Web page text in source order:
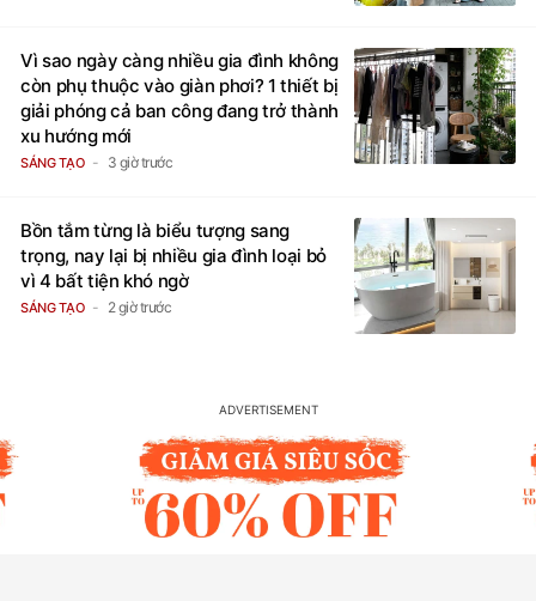
Vì sao ngày càng nhiều gia đình không
còn phụ thuộc vào giàn phơi? 1 thiết bị
giải phóng cả ban công đang trở thành
xu hướng mới
SÁNG TẠO 3 giờ trước
Bồn tắm từng là biểu tượng sang
trọng, nay lại bị nhiều gia đình loại bỏ
vì 4 bất tiện khó ngờ
SÁNG TẠO 2 giờ trước